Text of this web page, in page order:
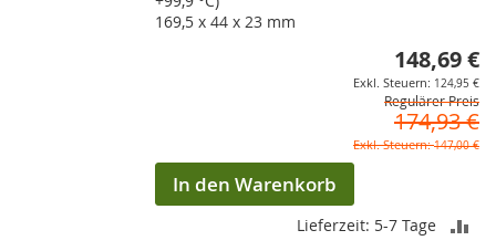
169,5 x 44 x 23 mm
148,69 €
124,95 €
Regulärer Preis
174,93 €
147,00 €
In den Warenkorb
Lieferzeit: 5-7 Tage